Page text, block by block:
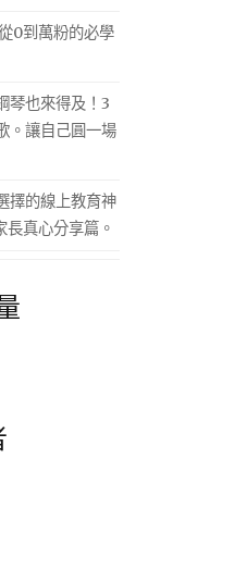
0到萬粉的必學
琴也來得及！3
。讓自己圓一場
擇的線上教育神
真心分享篇。